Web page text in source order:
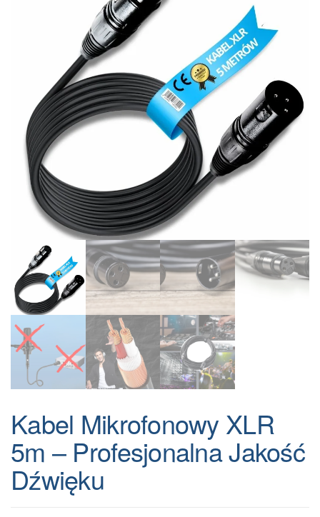
Kabel Mikrofonowy XLR
5m – Profesjonalna Jakość
Dźwięku